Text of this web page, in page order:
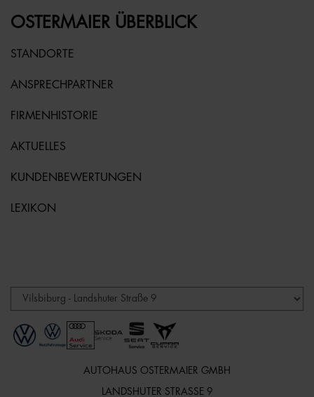
OSTERMAIER ÜBERBLICK
STANDORTE
ANSPRECHPARTNER
FIRMENHISTORIE
AKTUELLES
KUNDENBEWERTUNGEN
LEXIKON
AUTOHAUS OSTERMAIER GMBH
LANDSHUTER STRASSE 9